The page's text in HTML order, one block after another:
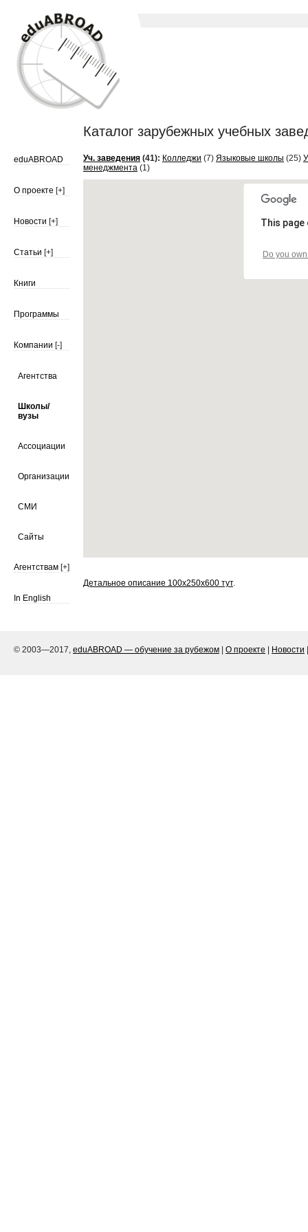
Каталог зарубежных учебных
eduABROAD
О проекте [+]
Новости [+]
Статьи [+]
Книги
Программы
Компании [-]
Агентства
Школы/
вузы
Ассоциации
Организации
СМИ
Сайты
Агентствам [+]
In English
Уч. заведения (41): Колледжи (7) Языковые школы (25)
менеджмента (1)
This
Do you
Детальное описание 100х250х600 тут.
© 2003—2017, eduABROAD — обучение за рубежом О проекте Новости